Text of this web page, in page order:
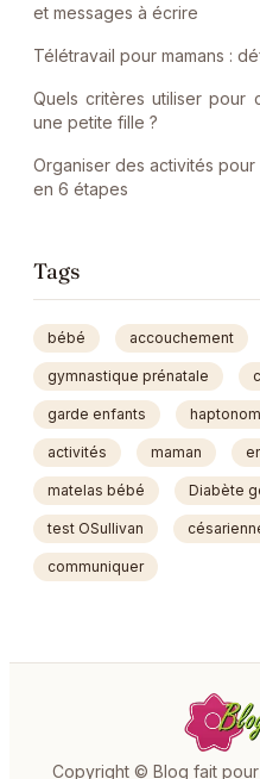
et messages à écrire
Télétravail pour mamans :
Quels critères utiliser pour
une petite fille ?
Organiser des activités pour
en 6 étapes
Tags
bébé accouchement
gymnastique prénatale
garde enfants
activités maman
matelas bébé Diabète
test OSullivan
communiquer
Copyright © Blog fait pour